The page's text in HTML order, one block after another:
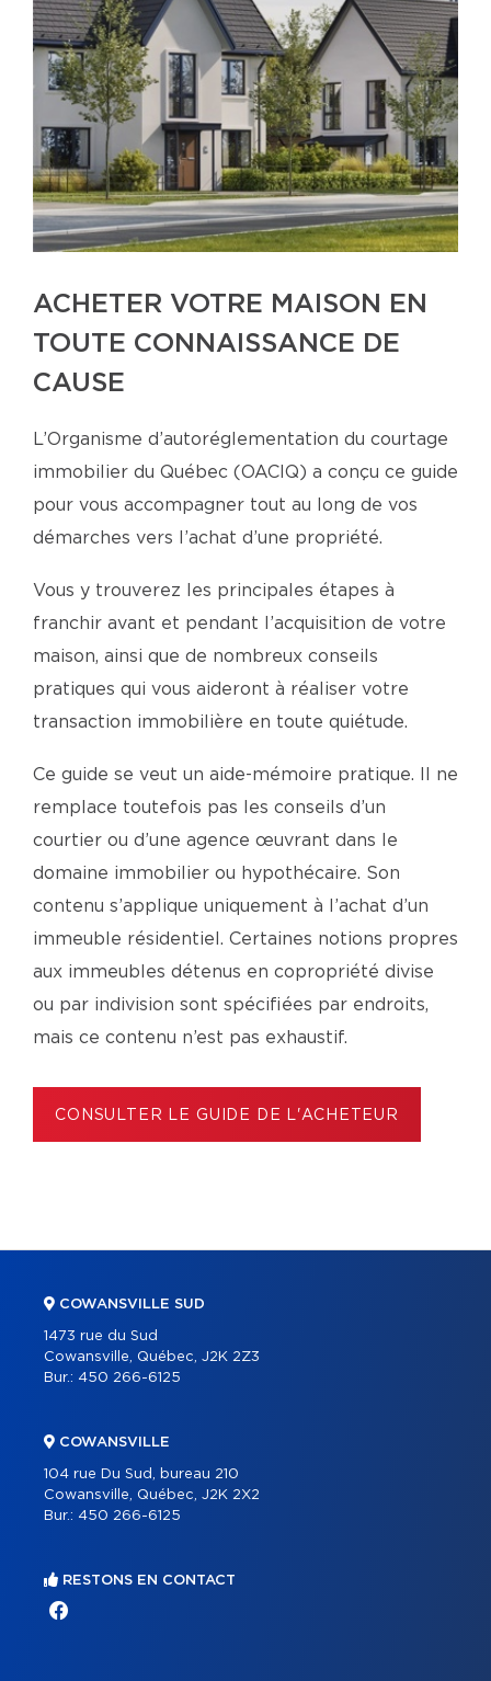
ACHETER VOTRE MAISON EN
TOUTE CONNAISSANCE DE
CAUSE
L’Organisme d’autoréglementation du courtage
immobilier du Québec (OACIQ) a conçu ce guide
pour vous accompagner tout au long de vos
démarches vers l’achat d’une propriété.
Vous y trouverez les principales étapes à
franchir avant et pendant l’acquisition de votre
maison, ainsi que de nombreux conseils
pratiques qui vous aideront à réaliser votre
transaction immobilière en toute quiétude.
Ce guide se veut un aide-mémoire pratique. Il ne
remplace toutefois pas les conseils d’un
courtier ou d’une agence œuvrant dans le
domaine immobilier ou hypothécaire. Son
contenu s’applique uniquement à l’achat d’un
immeuble résidentiel. Certaines notions propres
aux immeubles détenus en copropriété divise
ou par indivision sont spécifiées par endroits,
mais ce contenu n’est pas exhaustif.
CONSULTER LE GUIDE DE L'ACHETEUR
COWANSVILLE SUD
1473 rue du Sud
Cowansville, Québec, J2K 2Z3
Bur.: 450 266-6125
COWANSVILLE
104 rue Du Sud, bureau 210
Cowansville, Québec, J2K 2X2
Bur.: 450 266-6125
RESTONS EN CONTACT